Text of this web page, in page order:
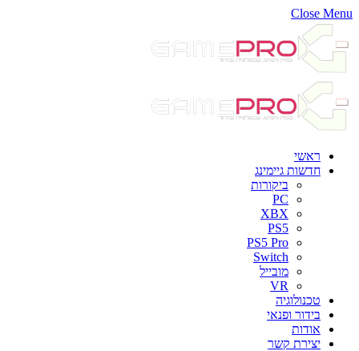
Close Menu
ראשי
חדשות גיימינג
ביקורות
PC
XBX
PS5
PS5 Pro
Switch
מובייל
VR
טכנולוגיה
בידור ופנאי
אודות
יצירת קשר